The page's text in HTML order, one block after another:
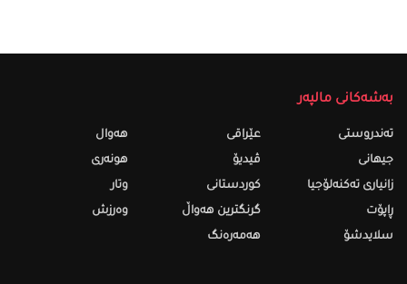
بەشەکانی مالپەر
تەندروستى
جیهانی
زانیاری تەکنەلۆجیا
ڕاپۆت
سلایدشۆ
عێراقی
ڤیدیۆ
کوردستانی
گرنگترین هەواڵ
هەمەرەنگ
هەواڵ
هونەری
وتار
وەرزش